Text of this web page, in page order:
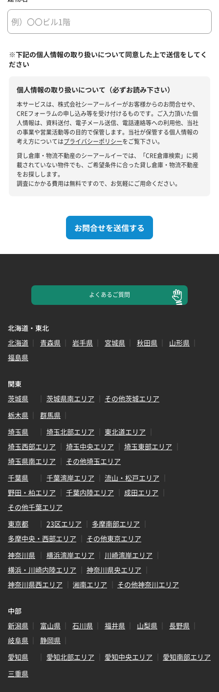
※下記の個人情報の取り扱いについて同意した上で送信をしてく
ださい
個人情報の取り扱いについて（必ずお読み下さい）
本サービスは、株式会社シーアールイーがお客様からのお問合せや、
CREフォーラムの申し込み等を受け付けるものです。ご入力頂いた個
人情報は、資料送付、電子メール送信、電話連絡等への利用他、当社
の事業や営業活動等の目的で保管します。当社が保管する個人情報の
考え方についてはプライバシーポリシーをご覧下さい。
貸し倉庫・物流不動産のシーアールイーでは、「CRE倉庫検索」に掲
載されていない物件でも、ご希望条件に合った貸し倉庫・物流不動産
をお探しします。
調査にかかる費用は無料ですので、お気軽にご用命ください。
お問合せを送信する
よくあるご質問
北海道・東北
北海道
青森県 岩手県 宮城県 秋田県
山形県
福島県
関東
茨城県
茨城県南エリア
その他茨城エリア
栃木県
群馬県
埼玉県
埼玉北部エリア
東北道エリア
埼玉西部エリア
埼玉中央エリア
埼玉東部エリア
埼玉県南エリア
その他埼玉エリア
千葉県
千葉湾岸エリア
流山・松戸エリア
野田・柏エリア
千葉内陸エリア
成田エリア
その他千葉エリア
東京都
23区エリア
多摩南部エリア
多摩中央・西部エリア
その他東京エリア
神奈川県
横浜湾岸エリア
川崎湾岸エリア
横浜・川崎内陸エリア
神奈川県央エリア
神奈川県西エリア
湘南エリア その他神奈川エリア
中部
新潟県
富山県 石川県 福井県 山梨県
長野県
岐阜県
静岡県
愛知県
愛知北部エリア 愛知中央エリア
愛知南部エリア
三重県